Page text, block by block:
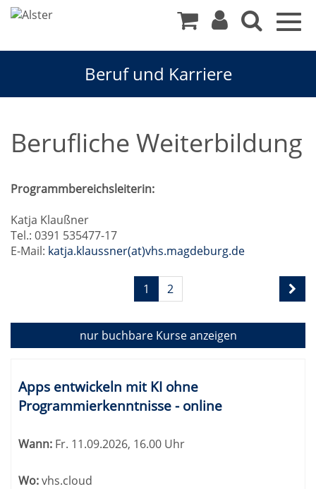
Beruf und Karriere
Berufliche Weiterbildung
Programmbereichsleiterin:
Katja Klaußner
Tel.: 0391 535477-17
E-Mail: katja.klaussner(at)vhs.magdeburg.de
1 2
nur buchbareKurse anzeigen
Tabellenüberschriften
können
sortiert
Apps entwickeln mit KI ohne
Programmierkenntnisse - online
Wann: Fr. 11.09.2026, 16.00 Uhr
Wo:vhs.cloud